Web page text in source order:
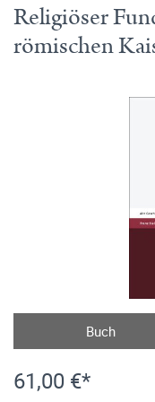
Religiöser
römischen
Buch
61,00 €*